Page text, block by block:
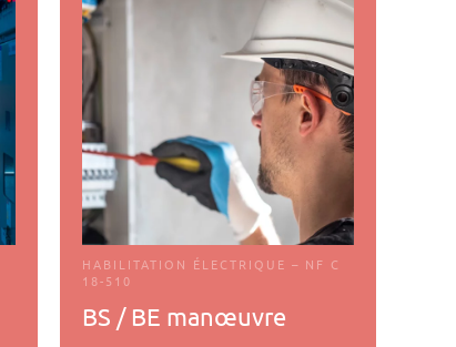
HABILITATION ÉLECTRIQUE – NF C
18-510
BS / BE manœuvre